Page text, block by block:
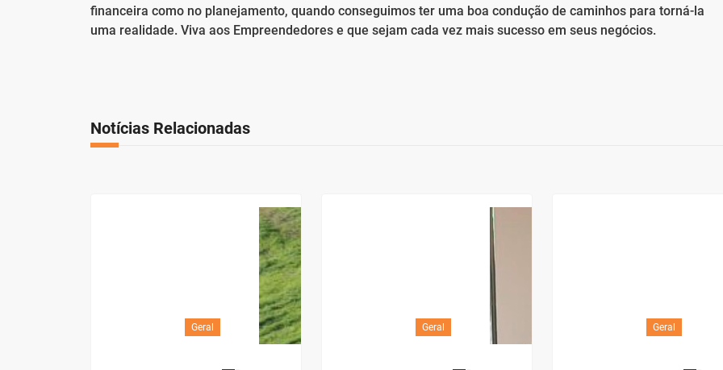
financeira como no planejamento, quando conseguimos ter uma boa condução de caminhos para torná-la
uma realidade. Viva aos Empreendedores e que sejam cada vez mais sucesso em seus negócios.
Notícias Relacionadas
Geral Geral Geral